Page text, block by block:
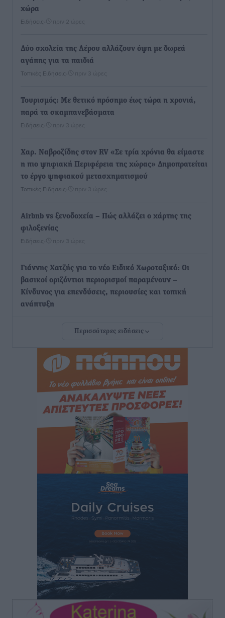
χώρα
Ειδήσεις πριν 2 ώρες
Δύο σχολεία της Λέρου αλλάζουν όψη με δωρεά
αγάπης για τα παιδιά
Τοπικές Ειδήσεις πριν 3 ώρες
Τουρισμός: Με θετικό πρόσημο έως τώρα η χρονιά,
παρά τα σκαμπανεβάσματα
Ειδήσεις πριν 3 ώρες
Χαρ. Ναβροζίδης στον RV «Σε τρία χρόνια θα είμαστε
η πιο ψηφιακή Περιφέρεια της χώρας» Δημοπρατείται
το έργο ψηφιακού μετασχηματισμού
Τοπικές Ειδήσεις πριν 3 ώρες
Airbnb vs ξενοδοχεία – Πώς αλλάζει ο χάρτης της
φιλοξενίας
Ειδήσεις πριν 3 ώρες
Γιάννης Χατζής για το νέο Ειδικό Χωροταξικό: Οι
βασικοί οριζόντιοι περιορισμοί παραμένουν –
Κίνδυνος για επενδύσεις, περιουσίες και τοπική
ανάπτυξη
δεν υπάρχουν περιθώρια εφησυχασμού
Ειδήσεις• πριν 3 ώρες
Στον Άγιο Νικόλαο Χάλκης ανοίγει ξανά το
ανανεωμένο εκκλησιαστικό μουσείο από τη Λέσχη
πριν 3 ώρες
Ρόδος: «Βουλιάζει» από τουρίστες – Πάνω από 1 εκατ.
επιβάτες και 55 κρουαζιερόπλοια
πριν 4 ώρες
Γ’ Εθνική Κατηγορία: Οι ημερομηνίες των
Συνελήφθησαν δύο άτομα στην Κάρπαθο για άγρα
πελατών
Τοπικές Ειδήσεις• πριν 9 ώρες
Χωρίς υποχρεωτική παρουσία μικρών στη 12άδα
Περισσότερες ειδήσεις